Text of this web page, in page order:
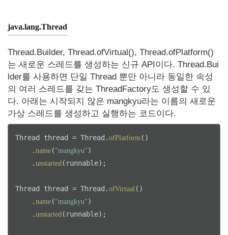
java.lang.Thread
Thread.Builder, Thread.ofVirtual(), Thread.ofPlatform()
는 새로운 스레드를 생성하는 신규 API이다. Thread.Bui
lder를 사용하면 단일 Thread 뿐만 아니라 동일한 속성
의 여러 스레드를 갖는 ThreadFactory도 생성할 수 있
다. 아래는 시작되지 않은 mangkyu라는 이름의 새로운
가상 스레드를 생성하고 실행하는 코드이다.
Thread thread = Thread.ofPlatform ()
    .
name ( "mangkyu" )
    .
unstarted (runnable);
Thread thread = Thread.ofVirtual ()
    .
name ( "mangkyu" )
    .
unstarted (runnable);